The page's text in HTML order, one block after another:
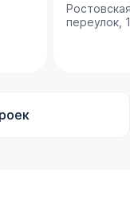
переулок,